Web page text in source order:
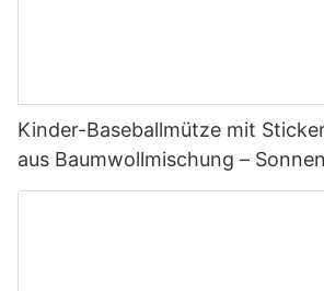
Kinder-Baseballmütze mit
aus Baumwollmischung –